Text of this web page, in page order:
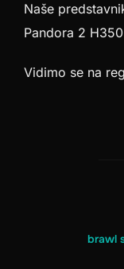
Naše
Pandora 2
Vidimo se na
brawl